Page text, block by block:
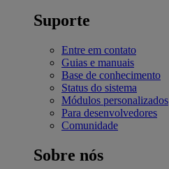
Suporte
Entre em contato
Guias e manuais
Base de conhecimento
Status do sistema
Módulos personalizados
Para desenvolvedores
Comunidade
Sobre nós